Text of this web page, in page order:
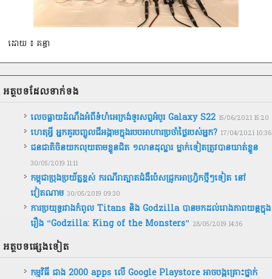
ដោយ ៖ គន្ធា
អត្ថបទ​ដែល​ទាក់ទង
លេចធ្លាយដំណឹងអំពីទំហំអេក្រង់ទូរសព្ទអំបូរ Galaxy S22 15/06/2021 15:20
ហេតុអ្វី អ្នកគួរបញ្ចូលជីអង្កាមក្នុងរបបអាហារប្រចាំថ្ងៃរបស់អ្នក? 17/04/2021 10:36
ជនជាតិ​ចិន​យក​លុយ​តាម​ខ្លួន​ជិត​ ​១លាន​ដុល្លារ​ ​ម្នាក់ទៀត​ត្រូវ​បាន​ឃាត់ខ្លួន
30/05/2019 11:11
កម្ពុជា​ប្រុងប្រយ័ត្ន​ខ្ពស់ ​ករណី​រា​ត្បាត​ជំងឺ​ប៉េស​ជ្រូក​អាហ្វ្រិកថ្មីៗទៀត នៅ​
វៀតណាម 30/05/2019 09:30
ការប្រយុទ្ធរវាងកំពូល Titans និង Godzilla បានមកដល់រោងភាពយន្តក្នុង
រឿង “Godzilla: King of the Monsters” 28/05/2019 14:36
អត្ថបទ​ផ្សេងទៀត
កម្មវិធី ជាង 2000 apps លើ Google Playstore អាចបង្កគ្រោះថ្នាក់